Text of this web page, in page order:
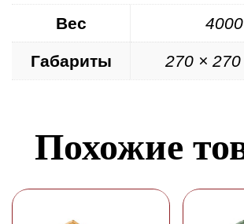
Вес
Габариты 270 ×
Похожие